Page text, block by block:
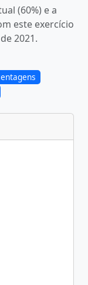
(60%) e a
este exercício
2021.